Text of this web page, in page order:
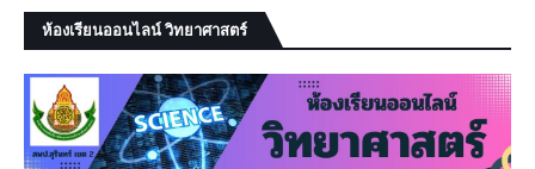
ห้องเรียนออนไลน์ วิทยาศาสตร์